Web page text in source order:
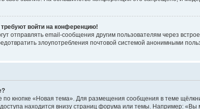
войти на конференцию!
отправлять email-сообщения другим пользователям через
злоупотребления почтовой системой анонимными
кнопке «Новая тема». Для размещения сообщения в теме
находится внизу страниц форума или темы. Например: